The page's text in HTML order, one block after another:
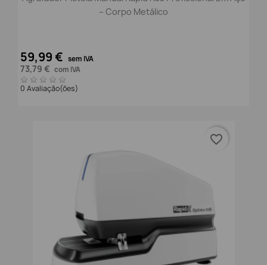
– Corpo Metálico
59,99 € sem IVA
73,79 € com IVA
0 Avaliação(ões)
favorite_border